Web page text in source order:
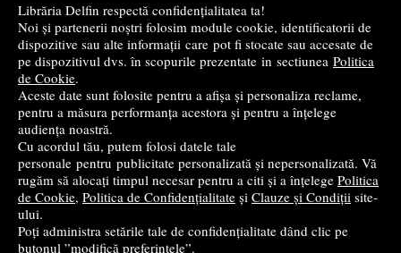
Librăria Delfin respectă confidențialitatea ta!
Noi și partenerii noștri folosim module cookie, identificatorii de
dispozitive sau alte informații care pot fi stocate sau accesate de
pe dispozitivul dvs. în scopurile prezentate in sectiunea Politica
de Cookie.
Aceste date sunt folosite pentru a afișa și personaliza reclame,
pentru a măsura performanța acestora și pentru a înțelege
audiența noastră.
Cu acordul tău, putem folosi datele tale
personale pentru publicitate personalizată și nepersonalizată. Vă
rugăm să alocați timpul necesar pentru a citi și a înțelege Politica
de Cookie, Politica de Confidențialitate și Clauze și Condiții site-
ului.
Poți administra setările tale de confidențialitate dând clic pe
butonul ”modifică preferințele”.
Cele mai bune cărți de istorie
Top cărți beletristică
...toate știrile
© 2004 - 2026 Grup DZC SRL
Magazin virtualcreat de Vital Soft